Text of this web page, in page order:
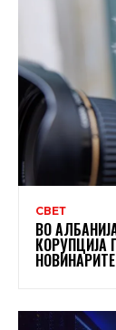
СВЕТ
ВО
КОРУПЦИЈА